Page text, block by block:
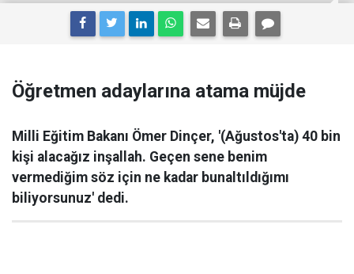
Öğretmen adaylarına atama müjde
Milli Eğitim Bakanı Ömer Dinçer, '(Ağustos'ta) 40 bin
kişi alacağız inşallah. Geçen sene benim
vermediğim söz için ne kadar bunaltıldığımı
biliyorsunuz' dedi.